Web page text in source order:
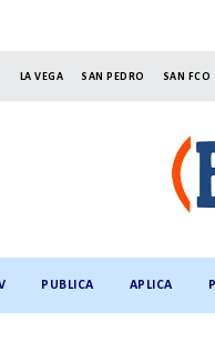
LA VEGA SAN PEDRO SAN FCO
PUBLICA APLICA